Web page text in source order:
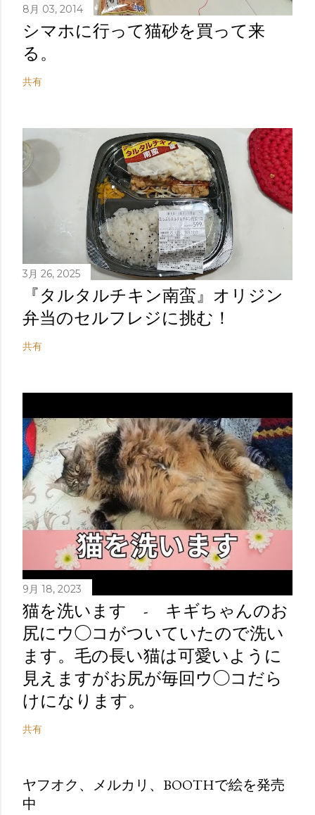
8月 03, 2014
シマホに行って猫砂を買って来
る。
共有
3月 26, 2025
『タルタルチキン南蛮』オリジン
弁当のセルフレジに挑む！
共有
9月 18, 2023
猫を洗います - キギちゃんのお
尻にウ◯コがついていたので洗い
ます。毛の長い猫は可愛いように
見えますがお尻が毎回ウ◯コだら
けになります。
共有
ヤフオク、メルカリ、BOOTHで絵を発売
中